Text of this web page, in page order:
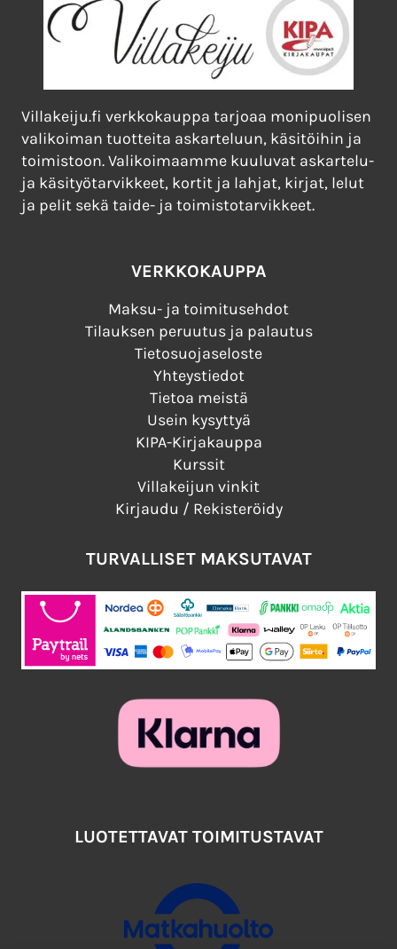
Villakeiju.fi verkkokauppa tarjoaa monipuolisen
valikoiman tuotteita askarteluun, käsitöihin ja
toimistoon. Valikoimaamme kuuluvat askartelu-
ja käsityötarvikkeet, kortit ja lahjat, kirjat, lelut
ja pelit sekä taide- ja toimistotarvikkeet.
VERKKOKAUPPA
Maksu- ja toimitusehdot
Tilauksen peruutus ja palautus
Tietosuojaseloste
Yhteystiedot
Tietoa meistä
Usein kysyttyä
KIPA-Kirjakauppa
Kurssit
Villakeijun vinkit
Kirjaudu / Rekisteröidy
TURVALLISET MAKSUTAVAT
LUOTETTAVAT TOIMITUSTAVAT